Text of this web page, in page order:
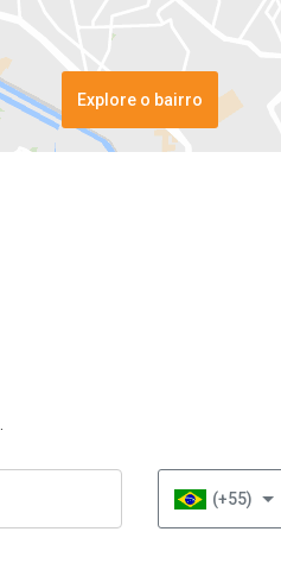
Explore o bairro
(+55)